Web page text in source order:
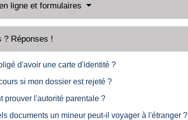
ligne et formulaires
? Réponses !
d'avoir une carte d'identité ?
si mon dossier est rejeté ?
prouver l'autorité parentale ?
documents un mineur peut-il voyager à l'étranger ?